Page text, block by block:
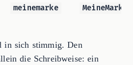
meinemarke MeineMarke
in sich stimmig. Den
die Schreibweise: ein